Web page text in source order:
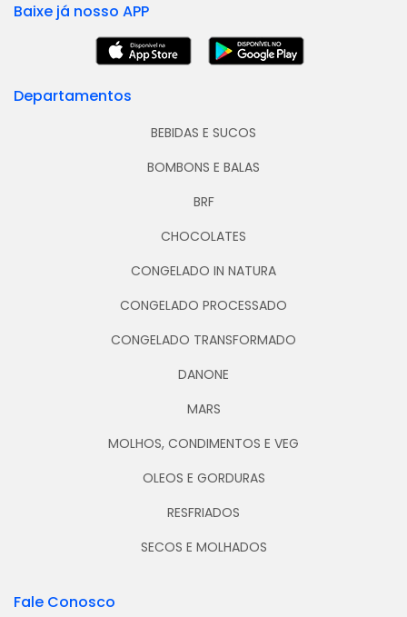
Baixe já nosso APP
Departamentos
BEBIDAS E SUCOS
BOMBONS E BALAS
BRF
CHOCOLATES
CONGELADO IN NATURA
CONGELADO PROCESSADO
CONGELADO TRANSFORMADO
DANONE
MARS
MOLHOS, CONDIMENTOS E VEG
OLEOS E GORDURAS
RESFRIADOS
SECOS E MOLHADOS
Fale Conosco